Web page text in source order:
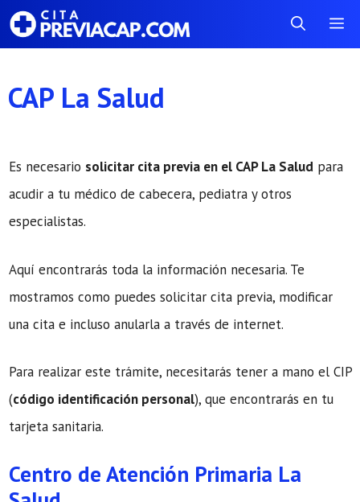
Saltar
CAP La Salud
Es necesario solicitar cita previa en el CAP La Salud para
acudir a tu médico de cabecera, pediatra y otros
especialistas.
Aquí encontrarás toda la información necesaria. Te
mostramos como puedes solicitar cita previa, modificar
una cita e incluso anularla a través de internet.
Para realizar este trámite, necesitarás tener a mano el CIP
(código identificación personal), que encontrarás en tu
tarjeta sanitaria.
Centro de Atención Primaria La